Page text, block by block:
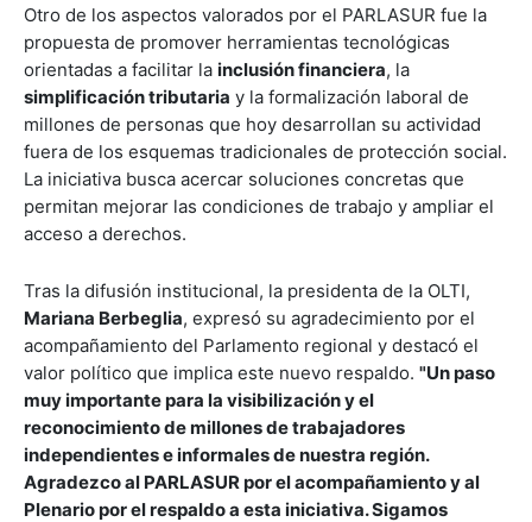
Otro de los aspectos valorados por el PARLASUR fue la
propuesta de promover herramientas tecnológicas
orientadas a facilitar la inclusión financiera, la
simplificación tributaria y la formalización laboral de
millones de personas que hoy desarrollan su actividad
fuera de los esquemas tradicionales de protección social.
La iniciativa busca acercar soluciones concretas que
permitan mejorar las condiciones de trabajo y ampliar el
acceso a derechos.
Tras la difusión institucional, la presidenta de la OLTI,
Mariana Berbeglia, expresó su agradecimiento por el
acompañamiento del Parlamento regional y destacó el
valor político que implica este nuevo respaldo. "Un paso
muy importante para la visibilización y el
reconocimiento de millones de trabajadores
independientes e informales de nuestra región.
Agradezco al PARLASUR por el acompañamiento y al
Plenario por el respaldo a esta iniciativa. Sigamos